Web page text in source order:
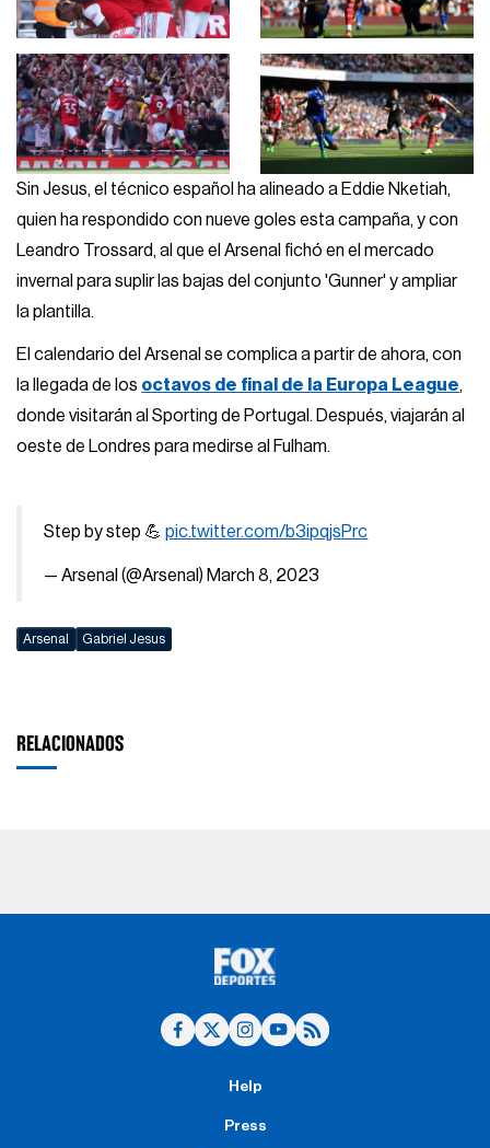
Sin Jesus, el técnico español ha alineado a Eddie Nketiah,
quien ha respondido con nueve goles esta campaña, y con
Leandro Trossard, al que el Arsenal fichó en el mercado
invernal para suplir las bajas del conjunto 'Gunner' y ampliar
la plantilla.
El calendario del Arsenal se complica a partir de ahora, con
la llegada de los octavos de final de la Europa League,
donde visitarán al Sporting de Portugal. Después, viajarán al
oeste de Londres para medirse al Fulham.
Step by step 💪pic.twitter.com/b3ipqjsPrc
— Arsenal (@Arsenal) March 8, 2023
Arsenal Gabriel Jesus
RELACIONADOS
Help
Press